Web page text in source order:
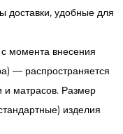
доставки, удобные для
момента внесения
— распространяется
и матрасов. Размер
изделия